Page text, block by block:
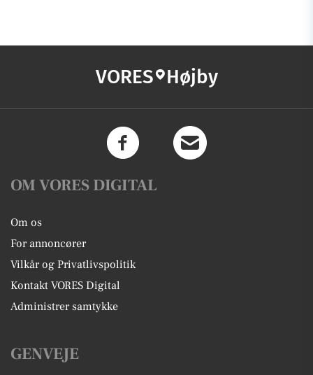
VORES Højby
OM VORES DIGITAL
Om os
For annoncører
Vilkår og Privatlivspolitik
Kontakt VORES Digital
Administrer samtykke
GENVEJE